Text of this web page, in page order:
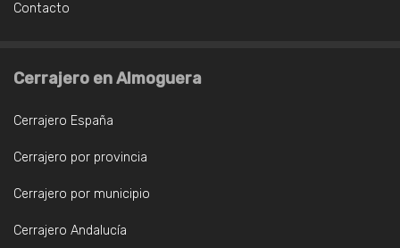
Contacto
Cerrajero en Almoguera
Cerrajero España
Cerrajero por provincia
Cerrajero por municipio
Cerrajero Andalucía